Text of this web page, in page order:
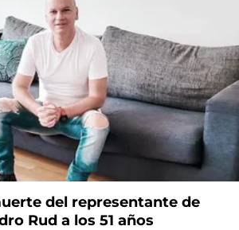
del representante de
Rud a los 51 años